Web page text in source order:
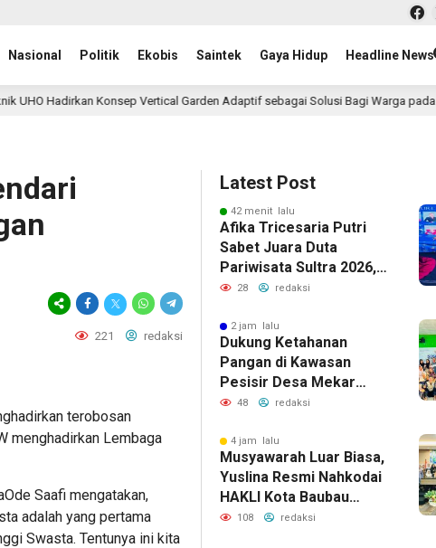
Nasional Politik Ekobis Saintek Gaya Hidup Headline News
Vertical Garden Adaptif sebagai Solusi Bagi Warga pada Lahan Terbatas
221 redaksi
terobosan
menghadirkan Lembaga
Saafi mengatakan,
adalah yang pertama
Swasta. Tentunya ini kita
Latest Post
42 menit lalu
Afika Tricesaria Putri
Sabet Juara Duta
Pariwisata Sultra 2026,
Siap Melenggang ke
28 redaksi
2 jam lalu
Dukung Ketahanan
Pangan di Kawasan
Pesisir Desa Mekar
Kabupaten Konawe,
Hadirkan Konsep
Vertical Garden Adaptif
sebagai Solusi Bagi
Warga pada Lahan
Terbatas
48 redaksi
4 jam lalu
Musyawarah Luar Biasa,
Yuslina Resmi Nahkodai
HAKLI Kota Baubau
Periode 2026-2030
108 redaksi